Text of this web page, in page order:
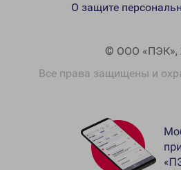
© ООО «ПЭК»,
Все права защищены и
О защите